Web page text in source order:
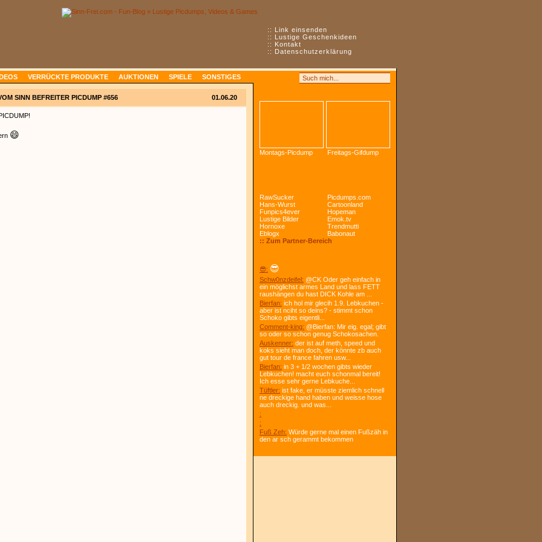
:: Link einsenden
:: Lustige Geschenkideen
:: Kontakt
:: Datenschutzerklärung
VERRÜCKTE PRODUKTE AUKTIONEN SPIELE SONSTIGES
01.06.20
SINN BEFREITER PICDUMP #656
😄
Montags-Picdump Freitags-Gifdump
RawSucker
Picdumps.com
Hans-Wurst
Cartoonland
Funpics4ever
Hopeman
Lustige Bilder
Emok.tv
Hornoxe
Trendmutti
Eblogx
Babonaut
:: Zum Partner-Bereich
😎: 😎
Schw0nzdeifel: @CK Oder geh einfach in
ein möglichst armes Land und lass FETT
raushängen du hast DICK Kohle am ...
Bierfan: ich hol mir glecih 1.9. Lebkuchen -
aber ist nciht so deins? - stimmt schon
Schoko gibts eigentli...
Comment-king: @Bierfan: Mir eig. egal; gibt
so oder so schon genug Schokosachen.
Auskenner: der ist auf meth, speed und
koks sieht man doch, der könnte zb auch
gut tour de france fahren usw...
Bierfan: in 3 + 1/2 wochen gibts wieder
Lebkuchen! macht euch schonmal bereit!
Ich esse sehr gerne Lebkuche...
Tüftler: ist fake, er müsste ziemlich schnell
ne dreckige hand haben und weisse hose
auch dreckig. und was...
:
:
Fuß Zeh: Würde gerne mal einen Fußzäh in
den ar sch gerammt bekommen